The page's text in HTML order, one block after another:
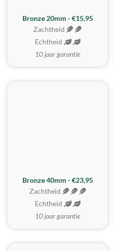
Bronze 20mm - €15,95
Zachtheid
Echtheid
10 jaar garantie
Bronze 40mm - €23,95
Zachtheid
Echtheid
10 jaar garantie